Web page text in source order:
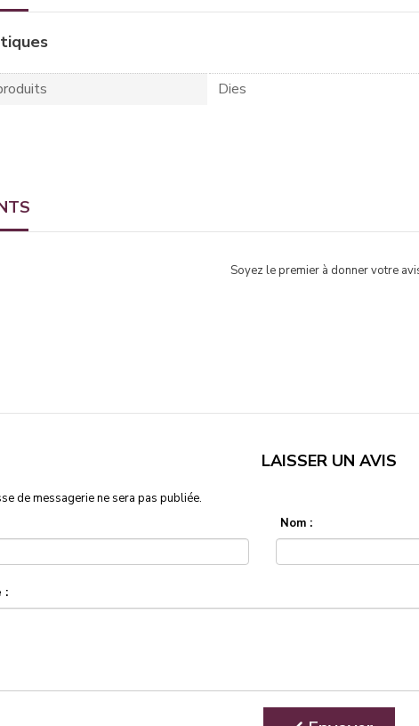
Dies
Soyez le premier à donner votre
LAISSER UN AVIS
de messagerie ne sera pas publiée.
Nom :
: